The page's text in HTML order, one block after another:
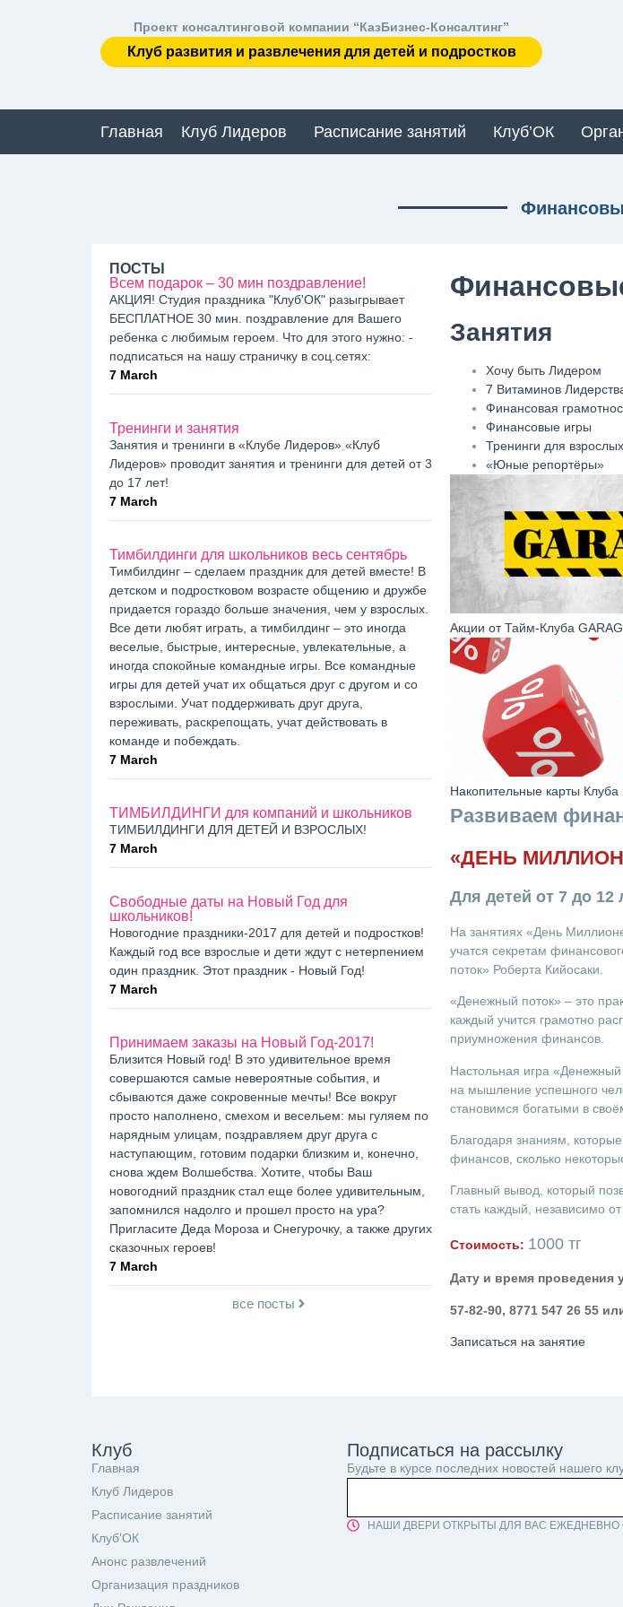
Проект консалтинговой компании “КазБизнес-Консалтинг”
Клуб развития и развлечения для детей и подростков
Главная Клуб Лидеров Расписание занятий Клуб’ОК
ПОСТЫ
Всем подарок – 30 мин поздравление!
АКЦИЯ! Студия праздника "Клуб'ОК" разыгрывает
БЕСПЛАТНОЕ 30 мин. поздравление для Вашего
ребенка с любимым героем. Что для этого нужно: -
подписаться на нашу страничку в соц.сетях:
7 March
Тренинги и занятия
Занятия и тренинги в «Клубе Лидеров» «Клуб
Лидеров» проводит занятия и тренинги для детей от 3
до 17 лет!
7 March
Тимбилдинги для школьников весь сентябрь
Тимбилдинг – сделаем праздник для детей вместе! В
детском и подростковом возрасте общению и дружбе
придается гораздо больше значения, чем у взрослых.
Все дети любят играть, а тимбилдинг – это иногда
веселые, быстрые, интересные, увлекательные, а
иногда спокойные командные игры. Все командные
игры для детей учат их общаться друг с другом и со
взрослыми. Учат поддерживать друг друга,
переживать, раскрепощать, учат действовать в
команде и побеждать.
7 March
ТИМБИЛДИНГИ для компаний и школьников
ТИМБИЛДИНГИ ДЛЯ ДЕТЕЙ И ВЗРОСЛЫХ!
7 March
Свободные даты на Новый Год для
школьников!
Новогодние праздники-2017 для детей и подростков!
Каждый год все взрослые и дети ждут с нетерпением
один праздник. Этот праздник - Новый Год!
7 March
Принимаем заказы на Новый Год-2017!
Близится Новый год! В это удивительное время
совершаются самые невероятные события, и
сбываются даже сокровенные мечты! Все вокруг
просто наполнено, смехом и весельем: мы гуляем по
нарядным улицам, поздравляем друг друга с
наступающим, готовим подарки близким и, конечно,
снова ждем Волшебства. Хотите, чтобы Ваш
новогодний праздник стал еще более удивительным,
запомнился надолго и прошел просто на ура?
Пригласите Деда Мороза и Снегурочку, а также других
сказочных героев!
7 March
все посты
Занятия
Хочу быть Лидером
7 Витаминов
Финансовая
Финансовые игры
Тренинги для взрослых
«Юные репортёры»
Акции от Тайм-Клуба
Накопительные карты Клуба
Развиваем
«ДЕНЬ
Для детей от 7 до 12
На занятиях «День
учатся секретам
поток» Роберта Кийосаки.
«Денежный поток» – это
каждый учится грамотно
приумножения финансов.
Настольная игра
на мышление успешного
становимся богатыми в
Благодаря знаниям,
финансов, сколько
Главный вывод, который
стать каждый, независимо
Стоимость: 1000 тг
Дату и время проведения
57-82-90, 8771 547 26 55
Записаться на занятие
Клуб
Главная
Клуб Лидеров
Расписание занятий
Клуб’ОК
Анонс развлечений
Организация праздников
Подписаться на рассылку
Будьте в курсе последних новостей нашего
НАШИ ДВЕРИ ОТКРЫТЫ ДЛЯ ВАС ЕЖЕДНЕВНО